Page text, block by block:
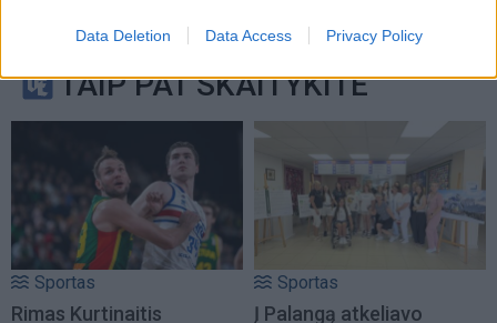
Data Deletion Data Access Privacy Policy
TAIP PAT SKAITYKITE
Sportas
Rimas Kurtinaitis
Sportas
Į Palangą atkeliavo